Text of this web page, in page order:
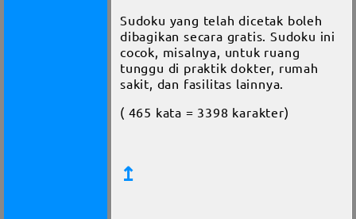
Sudoku yang telah dicetak boleh
dibagikan secara gratis. Sudoku ini
cocok, misalnya, untuk ruang
tunggu di praktik dokter, rumah
sakit, dan fasilitas lainnya.
( 465 kata = 3398 karakter)
↥